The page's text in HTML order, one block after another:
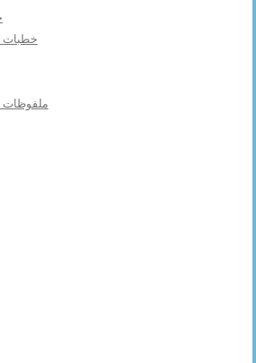
خطبات
ملفوظات